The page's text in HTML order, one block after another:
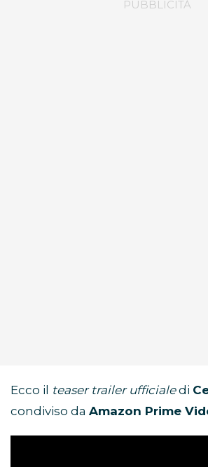
Ecco il teaser trailer ufficialedi
condiviso da Amazon Prime